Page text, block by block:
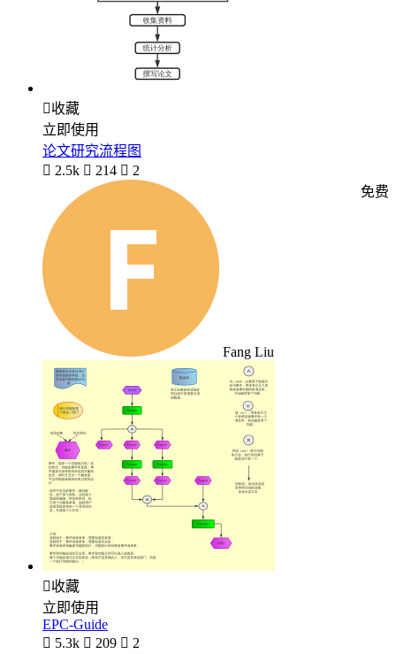
收藏
立即使用
论文研究流程图
 2.5k  214  2
Fang Liu
免费
收藏
立即使用
EPC-Guide
 5.3k  209  2